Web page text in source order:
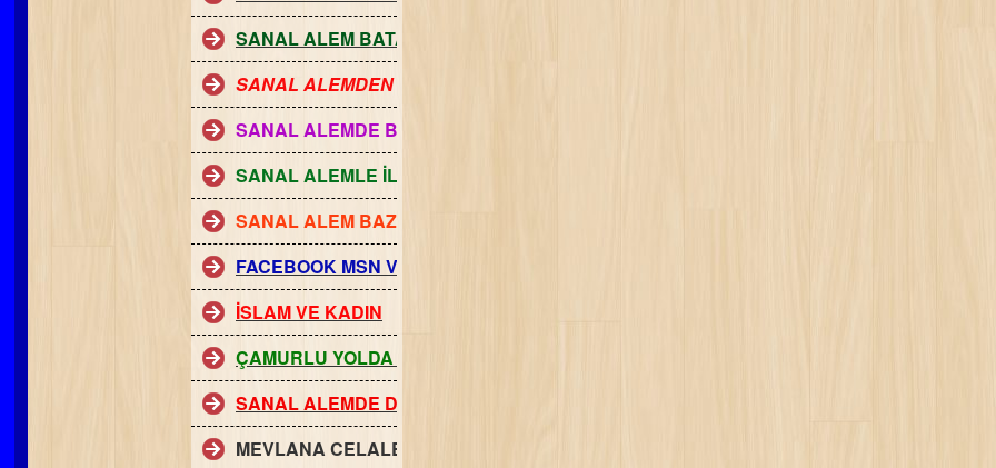
SANAL ALEM BATAKLIĞI
SANAL ALEMDEN İNSAN MANZARALARI
SANAL ALEMDE BAŞLAYAN AŞKLARIN SONU HÜSRANDIR
SANAL ALEMLE İLGİLİ DİYANETİN VETOSU
SANAL ALEM BAZI DİNİ CHAT SİTELERİNİN EVLİLİKLERİ ETKİLEMESİ
FACEBOOK MSN VE AİLE
İSLAM VE KADIN
ÇAMURLU YOLDA YOLCULUK
SANAL ALEMDE DİNİ CHAT VE İSLAM
MEVLANA CELALEDDİN-İ RUMİ HAZRETLERİ - KADIN